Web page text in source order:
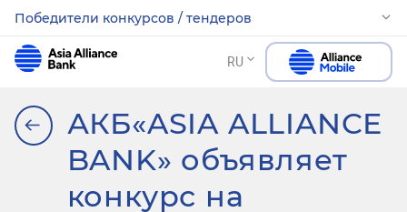
Победители конкурсов / тендеров
RU
АКБ«ASIA ALLIANCE
BANK» объявляет
конкурс на